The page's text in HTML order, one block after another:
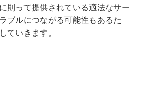
則って提供されている適法なサー
ブルにつながる可能性もあるた
いきます。